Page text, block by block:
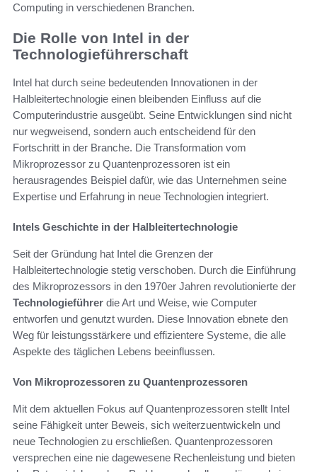
Computing in verschiedenen Branchen.
Die Rolle von Intel in der
Technologieführerschaft
Intel hat durch seine bedeutenden Innovationen in der
Halbleitertechnologie einen bleibenden Einfluss auf die
Computerindustrie ausgeübt. Seine Entwicklungen sind nicht
nur wegweisend, sondern auch entscheidend für den
Fortschritt in der Branche. Die Transformation vom
Mikroprozessor zu Quantenprozessoren ist ein
herausragendes Beispiel dafür, wie das Unternehmen seine
Expertise und Erfahrung in neue Technologien integriert.
Intels Geschichte in der Halbleitertechnologie
Seit der Gründung hat Intel die Grenzen der
Halbleitertechnologie stetig verschoben. Durch die Einführung
des Mikroprozessors in den 1970er Jahren revolutionierte der
Technologieführer die Art und Weise, wie Computer
entworfen und genutzt wurden. Diese Innovation ebnete den
Weg für leistungsstärkere und effizientere Systeme, die alle
Aspekte des täglichen Lebens beeinflussen.
Von Mikroprozessoren zu Quantenprozessoren
Mit dem aktuellen Fokus auf Quantenprozessoren stellt Intel
seine Fähigkeit unter Beweis, sich weiterzuentwickeln und
neue Technologien zu erschließen. Quantenprozessoren
versprechen eine nie dagewesene Rechenleistung und bieten